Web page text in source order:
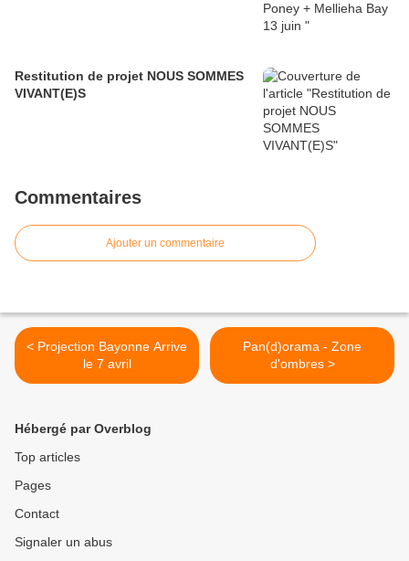
Restitution de projet NOUS SOMMES
VIVANT(E)S
Commentaires
Ajouter un commentaire
< Projection Bayonne Arrive
le 7 avril
Pan(d)orama - Zone
d'ombres >
Hébergé par Overblog
Top articles
Pages
Contact
Signaler un abus